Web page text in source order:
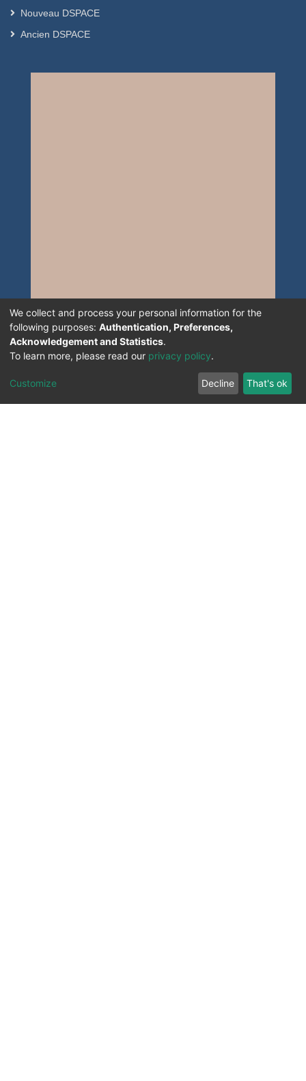
Nouveau DSPACE
Ancien DSPACE
We collect and process your personal information for the
following purposes: Authentication, Preferences,
Acknowledgement and Statistics.
To learn more, please read our privacy policy.
Customize Decline That's ok